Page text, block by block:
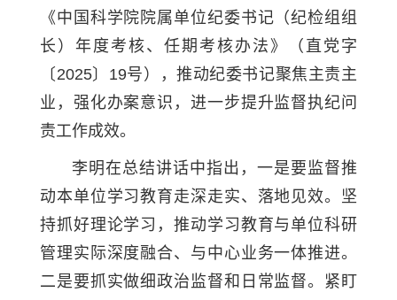
《中国科学院院属单位纪委书记（纪检组组
长）年度考核、任期考核办法》（直党字
〔2025〕19号），推动纪委书记聚焦主责主
业，强化办案意识，进一步提升监督执纪问
责工作成效。
李明在总结讲话中指出，一是要监督推
动本单位学习教育走深走实、落地见效。坚
持抓好理论学习，推动学习教育与单位科研
管理实际深度融合、与中心业务一体推进。
二是要抓实做细政治监督和日常监督。紧盯